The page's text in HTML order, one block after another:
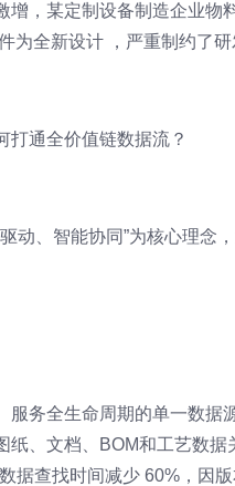
增，某定制设备制造企业物
为全新设计 ，严重制约了研
打通全价值链数据流？
动、智能协同”为核心理念
服务全生命周期的单一数据
、文档、BOM和工艺数据
据查找时间减少 60%，因